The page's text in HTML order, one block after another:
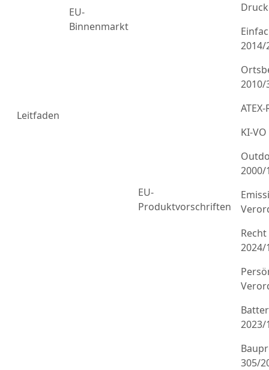
Leitfaden
EU-
Binnenmarkt
EU-
Produktvorschriften
2014/
2010/
KI-
2000/
2024/
2023/
305/